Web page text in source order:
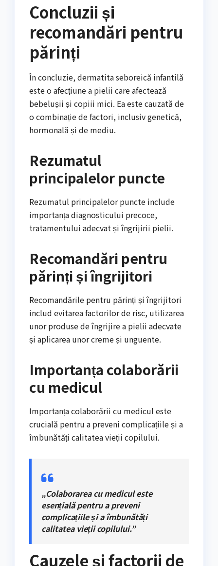
Concluzii și
recomandări pentru
părinți
În concluzie, dermatita seboreică infantilă
este o afecțiune a pielii care afectează
bebelușii și copiii mici. Ea este cauzată de
o combinație de factori, inclusiv genetică,
hormonală și de mediu.
Rezumatul
principalelor puncte
Rezumatul principalelor puncte include
importanța diagnosticului precoce,
tratamentului adecvat și îngrijirii pielii.
Recomandări pentru
părinți și îngrijitori
Recomandările pentru părinți și îngrijitori
includ evitarea factorilor de risc, utilizarea
unor produse de îngrijire a pielii adecvate
și aplicarea unor creme și unguente.
Importanța colaborării
cu medicul
Importanța colaborării cu medicul este
crucială pentru a preveni complicațiile și a
îmbunătăți calitatea vieții copilului.
„Colaborarea cu medicul este
esențială pentru a preveni
complicațiile și a îmbunătăți
calitatea vieții copilului.”
Cauzele și factorii de